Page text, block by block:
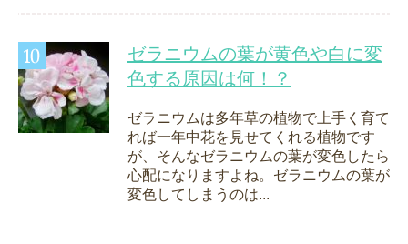
ゼラニウムの葉が黄色や白に変
色する原因は何！？
ゼラニウムは多年草の植物で上手く育て
れば一年中花を見せてくれる植物です
が、そんなゼラニウムの葉が変色したら
心配になりますよね。ゼラニウムの葉が
変色してしまうのは...